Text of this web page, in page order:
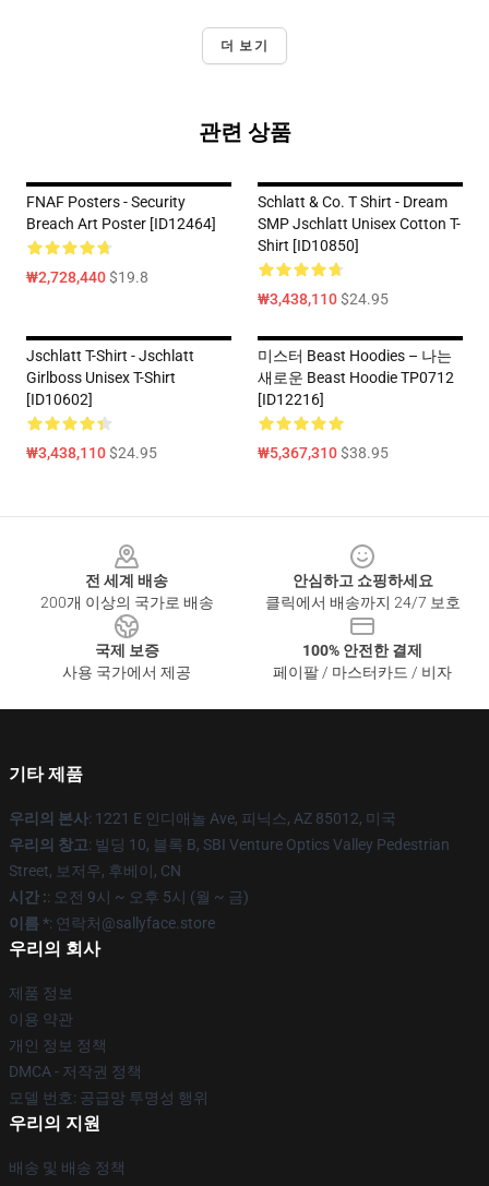
더 보기
관련 상품
FNAF Posters - Security
Breach Art Poster [ID12464]
₩2,728,440$19.8
Schlatt & Co. T Shirt - Dream
SMP Jschlatt Unisex Cotton T-
Shirt [ID10850]
₩3,438,110$24.95
Jschlatt T-Shirt - Jschlatt
Girlboss Unisex T-Shirt
[ID10602]
₩3,438,110$24.95
미스터 Beast Hoodies – 나는
새로운 Beast Hoodie TP0712
[ID12216]
₩5,367,310$38.95
전 세계 배송
200개 이상의 국가로 배송
안심하고 쇼핑하세요
클릭에서 배송까지 24/7 보호
국제 보증
사용 국가에서 제공
100% 안전한 결제
페이팔 / 마스터카드 / 비자
기타 제품
우리의 본사: 1221 E 인디애놀 Ave, 피닉스, AZ 85012, 미국
우리의 창고: 빌딩 10, 블록 B, SBI Venture Optics Valley Pedestrian
Street, 보저우, 후베이, CN
시간 :: 오전 9시 ~ 오후 5시 (월 ~ 금)
이름 *: 연락처@sallyface.store
우리의 회사
제품 정보
이용 약관
개인 정보 정책
DMCA - 저작권 정책
모델 번호: 공급망 투명성 행위
우리의 지원
배송 및 배송 정책